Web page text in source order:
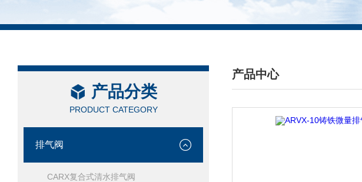
产品分类
PRODUCT CATEGORY
排气阀
CARX复合式清水排气阀
产品中心
/ PRODUCTS CENTER